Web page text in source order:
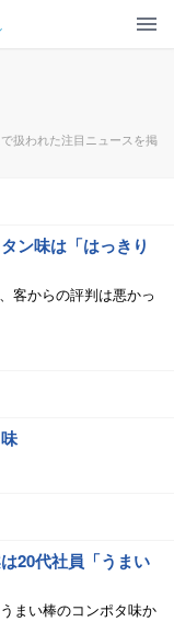
扱われた注目ニュースを掲
ン味は「はっきり
客からの評判は悪かっ
20代社員「うまい
まい棒のコンポタ味か